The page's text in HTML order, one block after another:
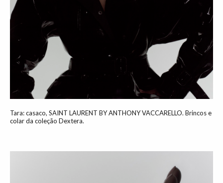
Tara: casaco, SAINT LAURENT BY ANTHONY VACCARELLO. Brincos e
colar da coleção Dextera.